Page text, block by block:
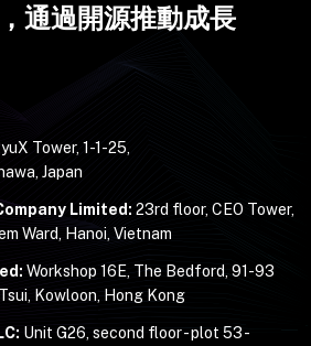
通過開源推動成長
Tower, 1-1-25,
Japan
Limited: 23rd floor, CEO Tower,
Ward, Hanoi, Vietnam
Workshop 16E, The Bedford, 91-93
Kowloon, Hong Kong
Unit G26, second floor - plot 53 -